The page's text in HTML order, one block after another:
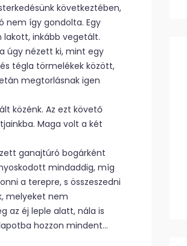
következtében,
nem így gondolta. Egy
inkább vegetált.
úgy nézett ki, mint egy
tégla törmelékek között,
megtorlásnak igen
közénk. Az ezt követő
Maga volt a két
ganajtúró bogárként
mindaddig, míg
a terepre, s összeszedni
melyeket nem
az éj leple alatt, nála is
hozzon mindent…